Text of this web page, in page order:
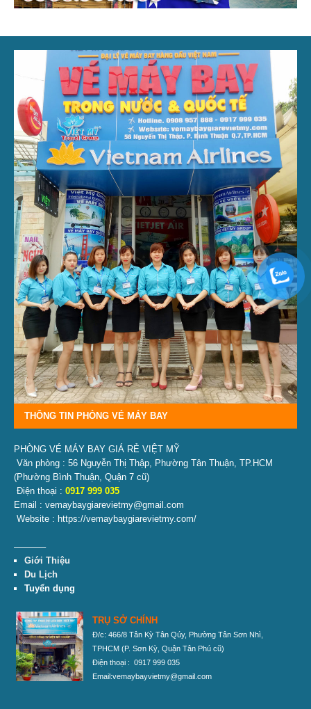
THÔNG TIN PHÒNG VÉ MÁY BAY
PHÒNG VÉ MÁY BAY GIÁ RẺ VIỆT MỸ
Văn phòng : 56 Nguyễn Thị Thập, Phường Tân Thuận, TP.HCM
(Phường Bình Thuận, Quận 7 cũ)
Điện thoại : 0917 999 035
Email : vemaybaygiarevietmy@gmail.com
Website : https://vemaybaygiarevietmy.com/
———–
Giới Thiệu
Du Lịch
Tuyển dụng
TRỤ SỞ CHÍNH
Đ/c: 466/8 Tân Kỳ Tân Qúy, Phường Tân Sơn Nhì,
TPHCM (P. Sơn Kỳ, Quận Tân Phú cũ)
Điện thoại : 0917 999 035
Email:vemaybayvietmy@gmail.com